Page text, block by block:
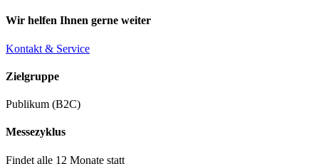
Wir helfen Ihnen gerne weiter
Kontakt & Service
Zielgruppe
Publikum (B2C)
Messezyklus
Findet alle 12 Monate statt